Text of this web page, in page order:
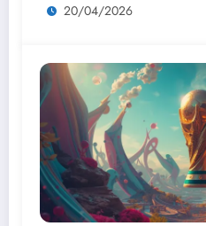
20/04/2026